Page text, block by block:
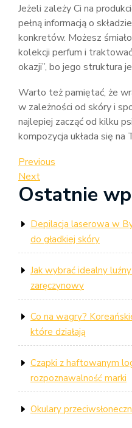
Jeżeli zależy Ci na
pełną informacją o
konkretów. Możesz
kolekcji perfum i
okazji”, bo jego struktura
Warto też pamiętać, że
w zależności od skóry i
najlepiej zacząć od kilku
kompozycja układa się na
Nawigacja
wpisu
Previous
Post
Previous
Next
Post
Next
Ostatnie
Depilacja laserowa w
do gładkiej skóry
Jak wybrać idealny
zaręczynowy
Co na wagry?
które działają
Czapki z haftowanym
rozpoznawalność marki
Okulary